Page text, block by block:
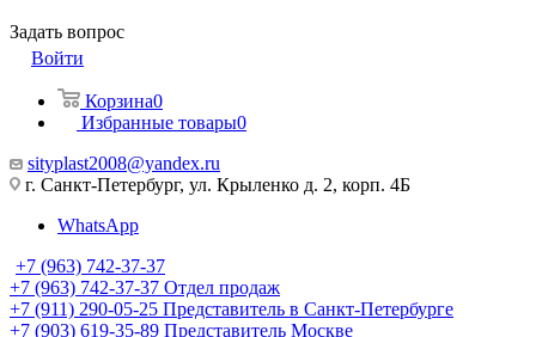
Задать вопрос
Войти
Корзина0
Избранные товары0
sityplast2008@yandex.ru
г. Санкт-Петербург, ул. Крыленко д. 2, корп. 4Б
WhatsApp
+7 (963) 742-37-37
+7 (963) 742-37-37 Отдел продаж
+7 (911) 290-05-25 Представитель в Санкт-Петербурге
+7 (903) 619-35-89 Представитель Москве